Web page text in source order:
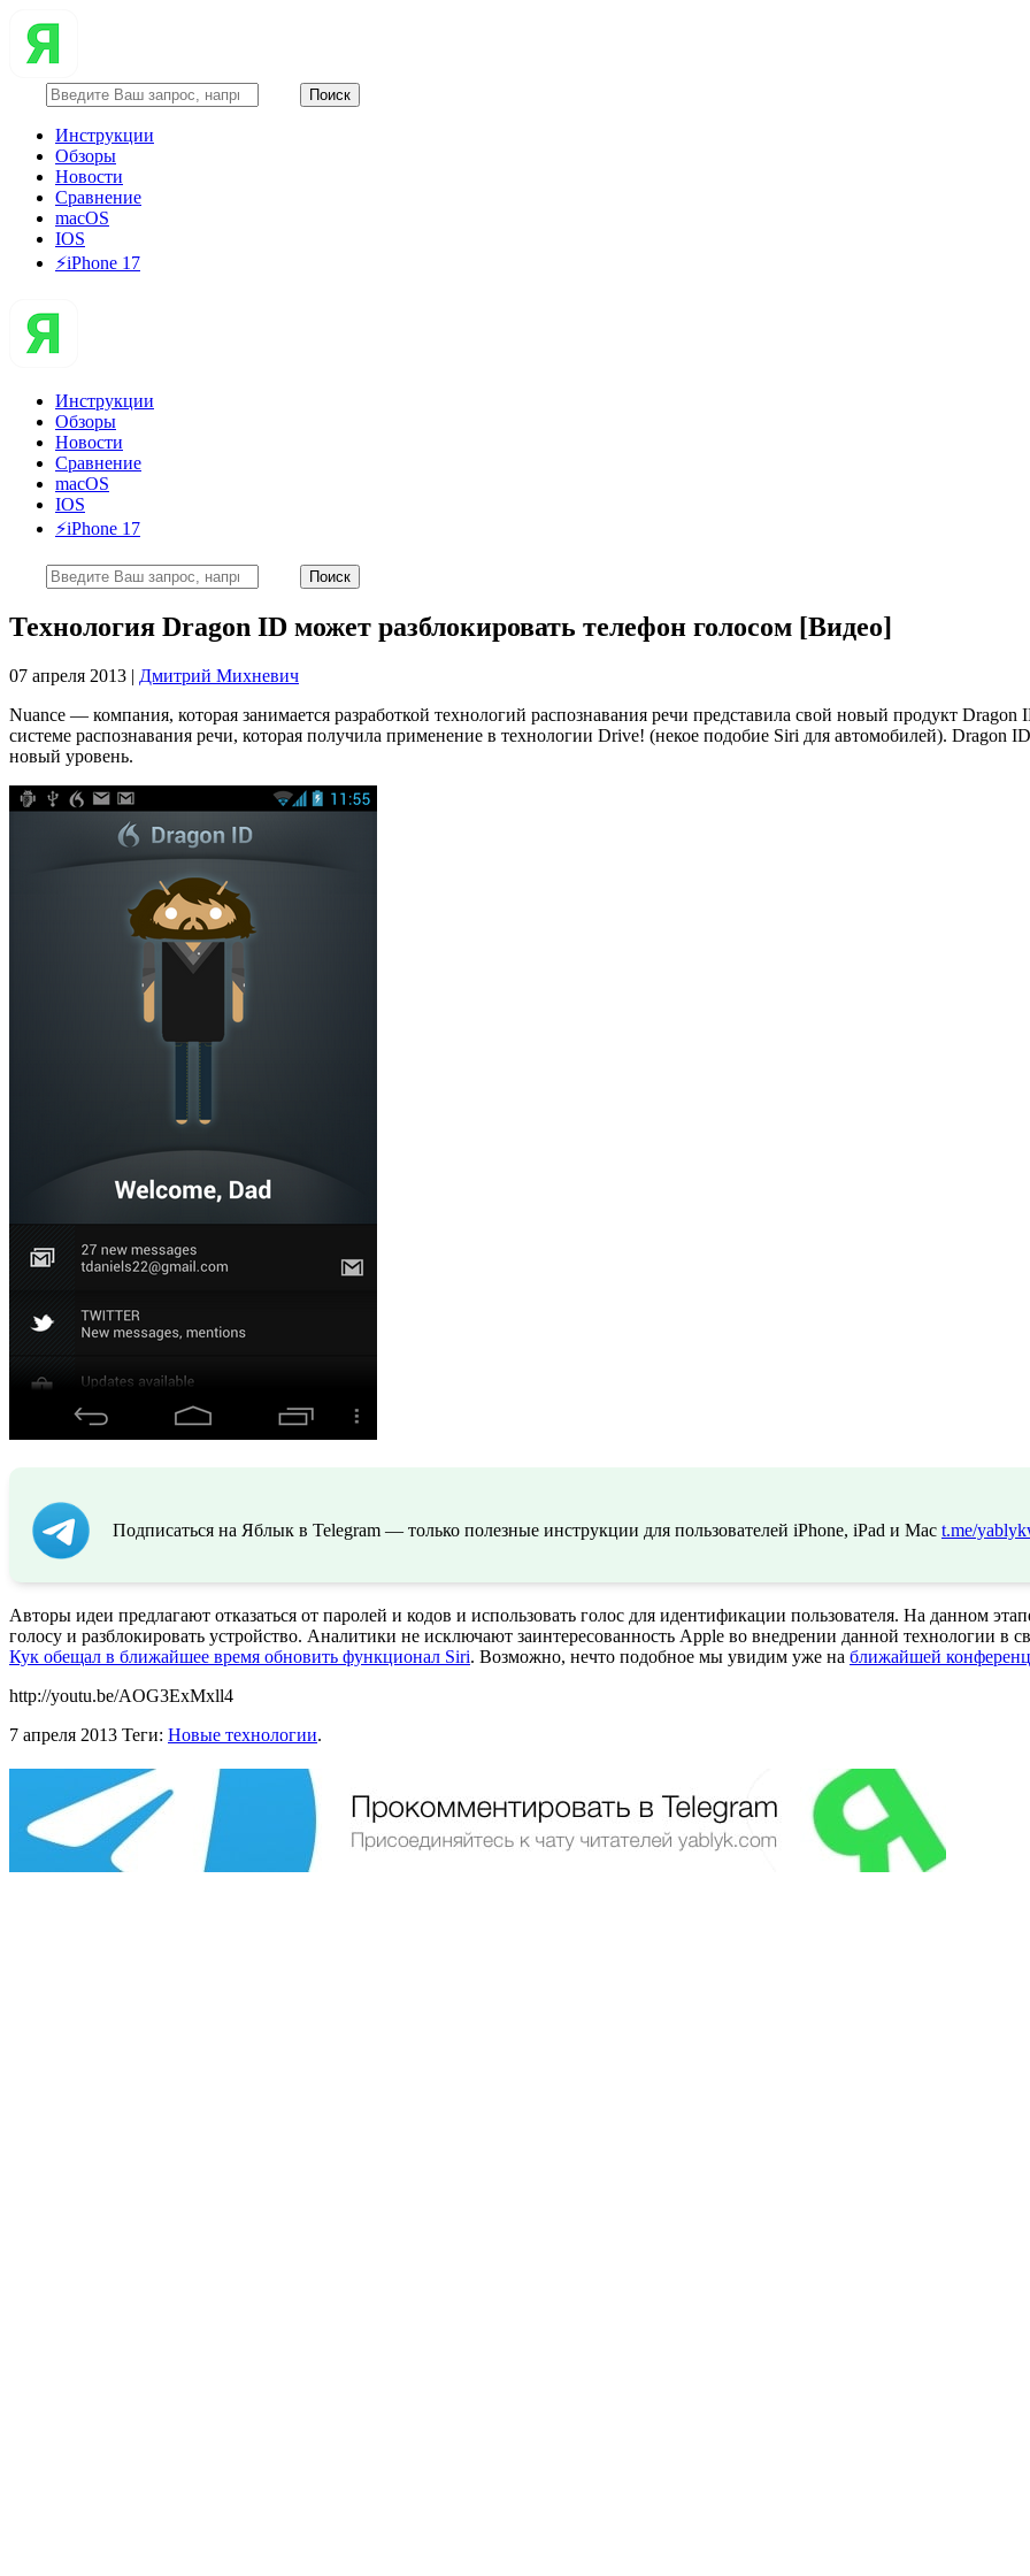
Инструкции
Обзоры
Новости
Сравнение
macOS
IOS
⚡️iPhone 17
Инструкции
Обзоры
Новости
Сравнение
macOS
IOS
⚡️iPhone 17
Технология Dragon ID может разблокировать телефон голосом [Видео]
07 апреля 2013 | Дмитрий Михневич
Nuance — компания, которая занимается разработкой технологий распознавания речи представила свой новый продукт Dragon
системе распознавания речи, которая получила применение в технологии Drive! (некое подобие Siri для автомобилей). Dragon
новый уровень.
Подписаться на Яблык в Telegram — только полезные инструкции для пользователей iPhone, iPad и Mac t.me/
Авторы идеи предлагают отказаться от паролей и кодов и использовать голос для идентификации пользователя. На данном
голосу и разблокировать устройство. Аналитики не исключают заинтересованность Apple во внедрении данной технологии
Кук обещал в ближайшее время обновить функционал Siri. Возможно, нечто подобное мы увидим уже на ближайшей
http://youtu.be/AOG3ExMxll4
7 апреля 2013 Теги: Новые технологии.